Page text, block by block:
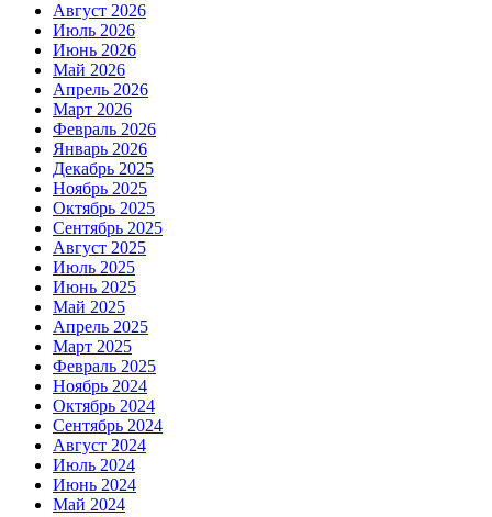
Август 2026
Июль 2026
Июнь 2026
Май 2026
Апрель 2026
Март 2026
Февраль 2026
Январь 2026
Декабрь 2025
Ноябрь 2025
Октябрь 2025
Сентябрь 2025
Август 2025
Июль 2025
Июнь 2025
Май 2025
Апрель 2025
Март 2025
Февраль 2025
Ноябрь 2024
Октябрь 2024
Сентябрь 2024
Август 2024
Июль 2024
Июнь 2024
Май 2024